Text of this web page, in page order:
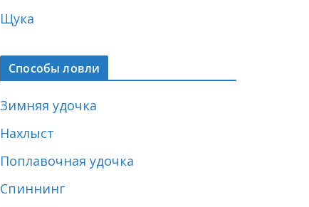
Щука
Способы ловли
Зимняя удочка
Нахлыст
Поплавочная удочка
Спиннинг